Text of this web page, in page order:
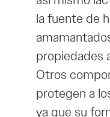
la fuente de
propiedades
Otros
protegen a
ya que su